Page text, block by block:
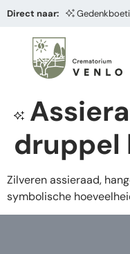
Direct naar:
druppel
Zilveren assieraad,
symbolische